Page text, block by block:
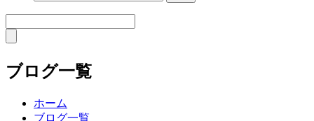
ブログ一覧
ホーム
ブログ一覧